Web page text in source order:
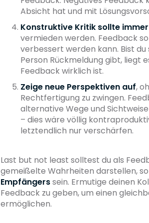
Absicht hat und mit
Konstruktive Kritik sollte
vermieden werden. Feedback
verbessert werden kann. Bist
Person Rückmeldung gibt, liegt
Feedback wirklich ist.
Zeige neue Perspektiven auf,
Rechtfertigung zu zwingen.
alternative Wege und
– dies wäre völlig
letztendlich nur verschärfen.
Last but not least solltest du als
gemeißelte Wahrheiten darstellen,
Empfängerssein. Ermutige deinen
Feedback zu geben, um einen
ermöglichen.